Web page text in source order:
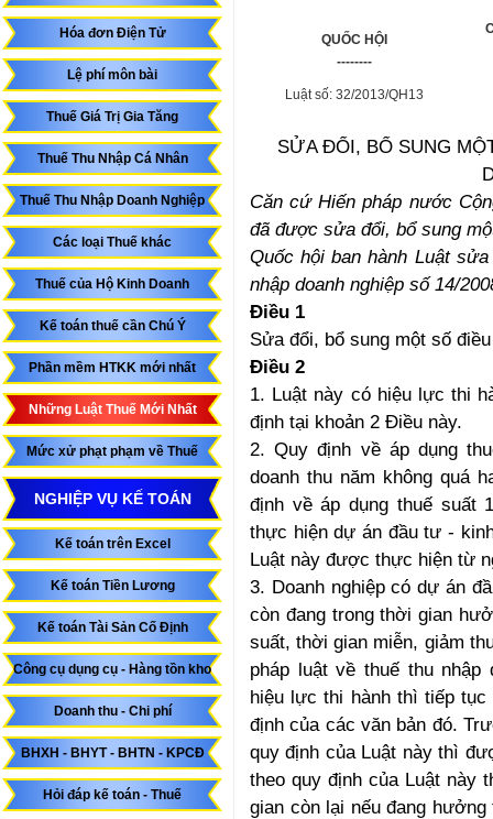
Hóa đơn Điện Tử
Lệ phí môn bài
Thuế Giá Trị Gia Tăng
Thuế Thu Nhập Cá Nhân
Thuế Thu Nhập Doanh Nghiệp
Các loại Thuế khác
Thuế của Hộ Kinh Doanh
Kế toán thuế cần Chú Ý
Phần mềm HTKK mới nhất
Những Luật Thuế Mới Nhất
Mức xử phạt phạm về Thuế
NGHIỆP VỤ KẾ TOÁN
Kế toán trên Excel
Kế toán Tiền Lương
Kế toán Tài Sản Cố Định
Công cụ dụng cụ - Hàng tồn kho
Doanh thu - Chi phí
BHXH - BHYT - BHTN - KPCĐ
Hỏi đáp kế toán - Thuế
QUỐC HỘI
--------
Luật số: 32/2013/QH13
SỬA ĐỔI, BỔ SUNG
Căn cứ Hiến pháp nước
đã được sửa đổi, bổ sung
Quốc hội ban hành Luật
nhập doanh nghiệp số 14/
Điều 1
Sửa đổi, bổ sung một số
Điều 2
1. Luật này có hiệu lực thi
định tại khoản 2 Điều này.
2. Quy định về áp dụng
doanh thu năm không quá
định về áp dụng thuế suất
thực hiện dự án đầu tư -
Luật này được thực hiện từ
3. Doanh nghiệp có dự án
còn đang trong thời gian
suất, thời gian miễn, giảm
pháp luật về thuế thu
hiệu lực thi hành thì tiếp
định của các văn bản đó.
quy định của Luật này thì
theo quy định của Luật này
gian còn lại nếu đang